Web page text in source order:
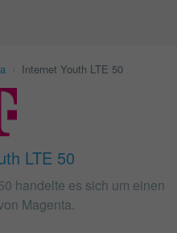
Internet Youth LTE 50
LTE 50
handelte es sich um einen
Magenta.